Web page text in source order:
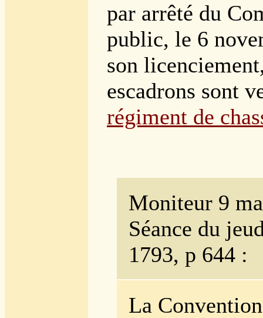
par arrêté du
public, le 6
son
escadrons sont
régiment de
Moniteur 9
Séance du
1793, p 644 :
La